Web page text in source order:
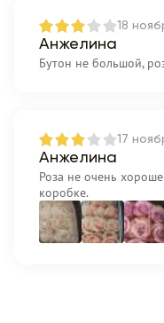
18
Анжелина
Бутон не большой,
17
Анжелина
Роза не очень
коробке.